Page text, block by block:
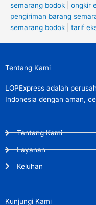
semarang bodok
ongkir
pengiriman barang
semarang bodok
tarif
Tentang Kami
LOPExpress adalah
Indonesia dengan aman,
Tentang Kami
Layanan
Keluhan
Kunjungi Kami